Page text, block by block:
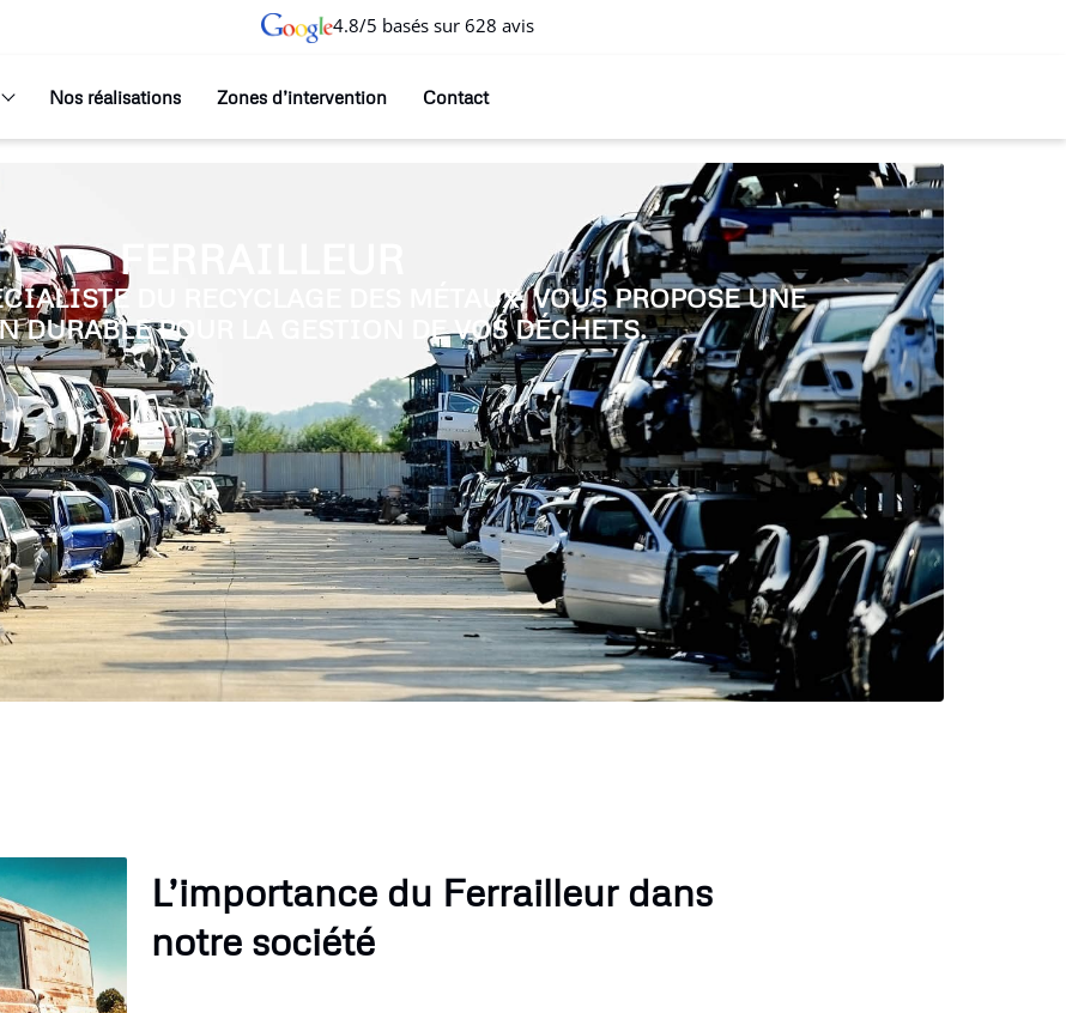
4.8/5 basés sur 628 avis
Nos réalisations Zones d’intervention Contact
FERRAILLEUR
DU RECYCLAGE DES MÉTAUX, VOUS PROPOSE UNE
DURABLE POUR LA GESTION DE VOS DÉCHETS.
L’importance du Ferrailleur dans
notre société